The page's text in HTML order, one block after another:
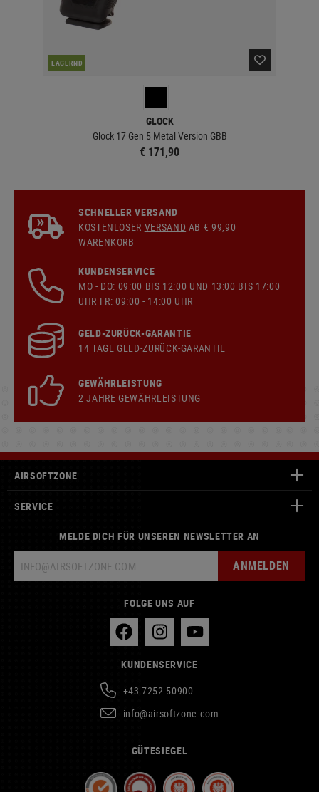
LAGERND
GLOCK
Glock 17 Gen 5 Metal Version GBB
€ 171,90
SCHNELLER VERSAND
KOSTENLOSER VERSAND AB € 99,90
WARENKORB
KUNDENSERVICE
MO - DO: 09:00 BIS 12:00 UND 13:00 BIS 17:00
UHR FR: 09:00 - 14:00 UHR
GELD-ZURÜCK-GARANTIE
14 TAGE GELD-ZURÜCK-GARANTIE
GEWÄHRLEISTUNG
2 JAHRE GEWÄHRLEISTUNG
AIRSOFTZONE
SERVICE
MELDE DICH FÜR UNSEREN NEWSLETTER AN
ANMELDEN
FOLGE UNS AUF
KUNDENSERVICE
+43 7252 50900
info@airsoftzone.com
GÜTESIEGEL